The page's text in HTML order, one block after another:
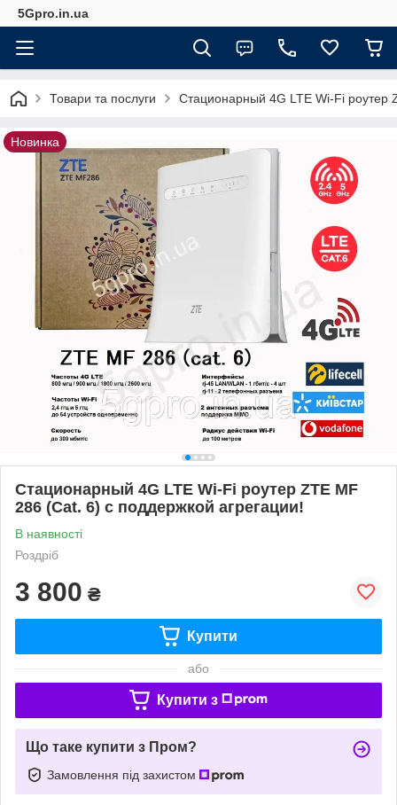
5Gpro.in.ua
Товари та послуги Стационарный 4G LTE Wi-Fi роутер
Новинка
Стационарный 4G LTE Wi-Fi роутер ZTE MF
286 (Cat. 6) с поддержкой агрегации!
В наявності
Роздріб
3 800 ₴
Купити
або
Купити з
Що таке купити з Пром?
Замовлення під захистом